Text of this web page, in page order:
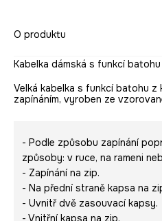
O produktu
Kabelka dámská s funkcí
Velká kabelka s funkcí batohu z
zapínáním, vyroben ze
- Podle způsobu zapínání
způsoby: v ruce, na rameni
- Zapínání na zip.
- Na přední straně kapsa na
- Uvnitř dvě zasouvací kapsy.